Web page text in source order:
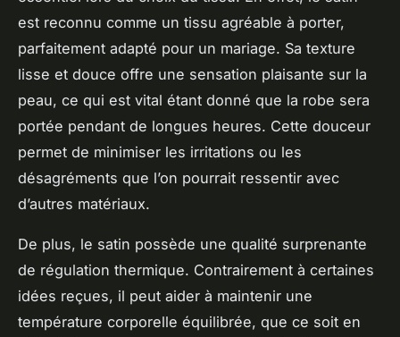
est reconnu comme un tissu agréable à porter,
parfaitement adapté pour un mariage. Sa texture
lisse et douce offre une sensation plaisante sur la
peau, ce qui est vital étant donné que la robe sera
portée pendant de longues heures. Cette douceur
permet de minimiser les irritations ou les
désagréments que l’on pourrait ressentir avec
d’autres matériaux.
De plus, le satin possède une qualité surprenante
de régulation thermique. Contrairement à certaines
idées reçues, il peut aider à maintenir une
température corporelle équilibrée, que ce soit en